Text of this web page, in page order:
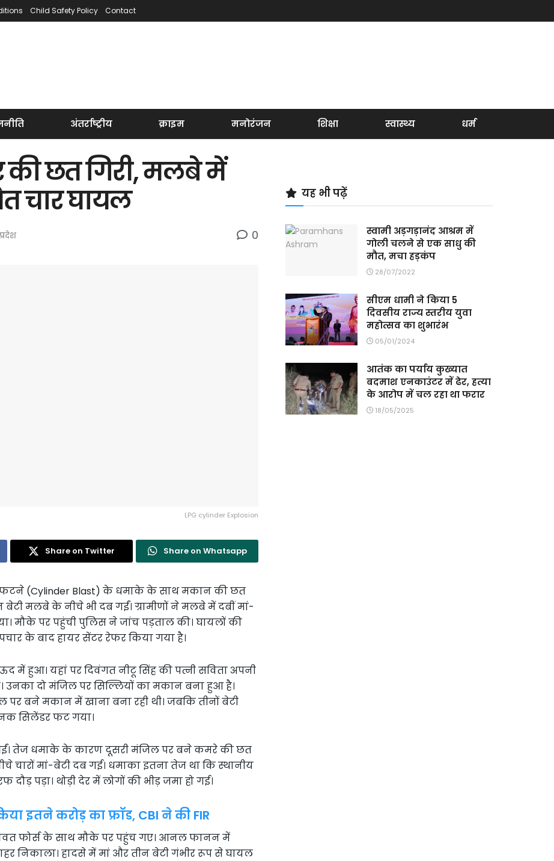
Child Safety Policy Contact
अंतर्राष्ट्रीय क्राइम मनोरंजन शिक्षा स्वास्थ्य धर्म
छत गिरी, मलबे में
चार घायल
0
LPG cylinder Explosion
Share on Twitter Share on Whatsapp
(Cylinder Blast) के धमाके के साथ मकान की छत
मलबे के नीचे भी दब गईं। ग्रामीणों ने मलबे में दबीं मां-
मौके पर पहुंची पुलिस ने जांच पड़ताल की। घायलों की
के बाद हायर सेंटर रेफर किया गया है।
में हुआ। यहां पर दिवंगत नीटू सिंह की पत्नी सविता अपनी
उनका दो मंजिल पर सिल्लियों का मकान बना हुआ है।
पर बने मकान में खाना बना रही थी। जबकि तीनों बेटी
सिलेंडर फट गया।
तेज धमाके के कारण दूसरी मंजिल पर बने कमरे की छत
चारों मां-बेटी दब गई। धमाका इतना तेज था कि स्थानीय
पड़ा। थोड़ी देर में लोगों की भीड़ जमा हो गई।
इतने करोड़ का फ्रॉड, CBI ने की FIR
फोर्स के साथ मौके पर पहुंच गए। आनल फानन में
निकाला। हादसे में मां और तीन बेटी गंभीर रूप से घायल
यह भी पढ़ें
स्वामी अड़गड़ानंद आश्रम में
गोली चलने से एक साधु की
मौत, मचा हड़कंप
28/07/2022
सीएम धामी ने किया 5
दिवसीय राज्य स्तरीय युवा
महोत्सव का शुभारंभ
05/01/2024
आतंक का पर्याय कुख्यात
बदमाश एनकाउंटर में ढेर, हत्या
के आरोप में चल रहा था फरार
18/05/2025